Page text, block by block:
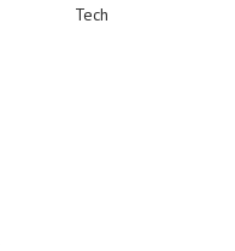
Tech